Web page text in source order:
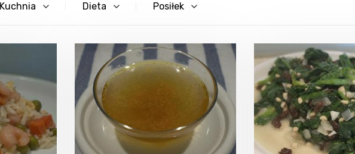
Kuchnia Dieta Posiłek